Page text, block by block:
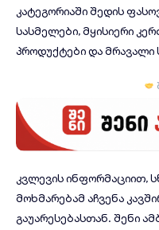
კატეგორიაში შედის
სასმელები, მყისიერი
პროდუქტები და მრავალი
კვლევის ინფორმაციით,
მოხმარებამ აჩვენა
გაუარესებასთან. შენი